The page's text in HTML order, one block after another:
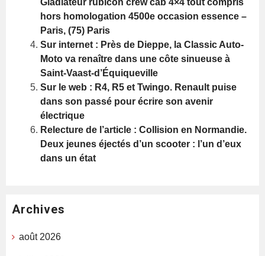
hors homologation 4500e occasion essence –
Paris, (75) Paris
Sur internet : Près de Dieppe, la Classic Auto-
Moto va renaître dans une côte sinueuse à
Saint-Vaast-d’Équiqueville
Sur le web : R4, R5 et Twingo. Renault puise
dans son passé pour écrire son avenir
électrique
Relecture de l’article : Collision en Normandie.
Deux jeunes éjectés d’un scooter : l’un d’eux
dans un état
Archives
août 2026